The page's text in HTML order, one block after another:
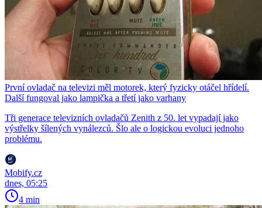
První ovladač na televizi měl motorek, který fyzicky otáčel hřídelí.
Další fungoval jako lampička a třetí jako varhany
Tři generace televizních ovladačů Zenith z 50. let vypadají jako
výstřelky šílených vynálezců. Šlo ale o logickou evoluci jednoho
problému.
Mobify.cz
dnes, 05:25
4 min